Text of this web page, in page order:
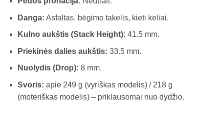
Danga: Asfaltas, bėgimo takelis, kieti keliai.
Kulno aukštis (Stack Height): 41.5 mm.
Priekinės dalies aukštis: 33.5 mm.
Nuolydis (Drop): 8 mm.
Svoris: apie 249 g (vyriškas modelis) / 218 g
(moteriškas modelis) – priklausomai nuo dydžio.